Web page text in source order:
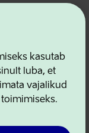
kasutab
luba, et
vajalikud